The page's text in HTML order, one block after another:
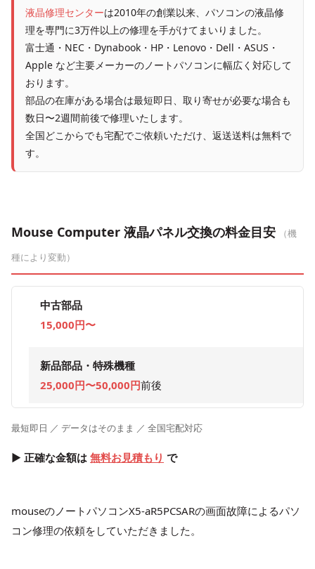
液晶修理センターは2010年の創業以来、パソコンの液晶修
理を専門に3万件以上の修理を手がけてまいりました。
富士通・NEC・Dynabook・HP・Lenovo・Dell・ASUS・
Apple など主要メーカーのノートパソコンに幅広く対応して
おります。
部品の在庫がある場合は最短即日、取り寄せが必要な場合も
数日〜2週間前後で修理いたします。
全国どこからでも宅配でご依頼いただけ、返送送料は無料で
す。
Mouse Computer 液晶パネル交換の料金目安
（機
種により変動）
中古部品
15,000円〜
新品部品・特殊機種
25,000円〜50,000円前後
最短即日 ／ データはそのまま ／ 全国宅配対応
▶ 正確な金額は 無料お見積もり で
mouseのノートパソコンX5-aR5PCSARの画面故障によるパソ
コン修理の依頼をしていただきました。